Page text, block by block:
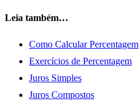
Leia também…
Como Calcular Percentagem
Exercícios de Percentagem
Juros Simples
Juros Compostos